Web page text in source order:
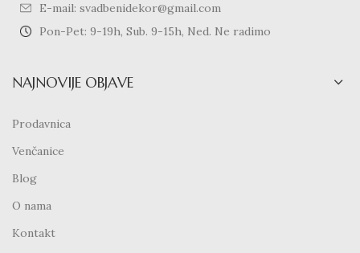
E-mail: svadbenidekor@gmail.com
Pon-Pet: 9-19h, Sub. 9-15h, Ned. Ne radimo
NAJNOVIJE OBJAVE
Prodavnica
Venčanice
Blog
O nama
Kontakt